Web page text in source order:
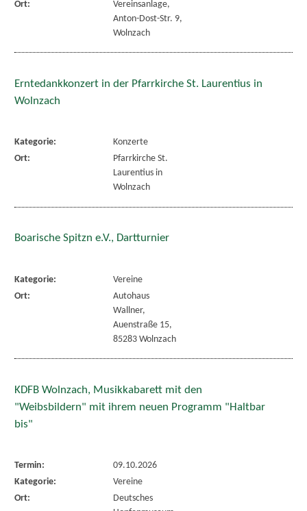
Ort:
Vereinsanlage,
Anton-Dost-Str. 9,
Wolnzach
Erntedankkonzert in der Pfarrkirche St. Laurentius in
Wolnzach
Kategorie:
Konzerte
Ort:
Pfarrkirche St.
Laurentius in
Wolnzach
Boarische Spitzn e.V., Dartturnier
Kategorie:
Vereine
Ort:
Autohaus
Wallner,
Auenstraße 15,
85283 Wolnzach
KDFB Wolnzach, Musikkabarett mit den
"Weibsbildern" mit ihrem neuen Programm "Haltbar
bis"
Termin:
09.10.2026
Kategorie:
Vereine
Ort:
Deutsches